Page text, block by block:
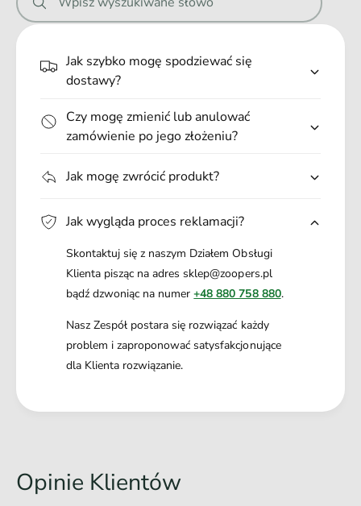
3
0
a
b
e
t
e
0
t
b
l
e
e
Jak szybko mogę spodziewać się
dostawy?
Czy mogę zmienić lub anulować
zamówienie po jego złożeniu?
Jak mogę zwrócić produkt?
Jak wygląda proces reklamacji?
Skontaktuj się z naszym Działem Obsługi
Klienta pisząc na adres sklep@zoopers.pl
bądź dzwoniąc na numer+48 880 758 880.
Nasz Zespół postara się rozwiązać każdy
problem i zaproponować satysfakcjonujące
dla Klienta rozwiązanie.
Opinie Klientów